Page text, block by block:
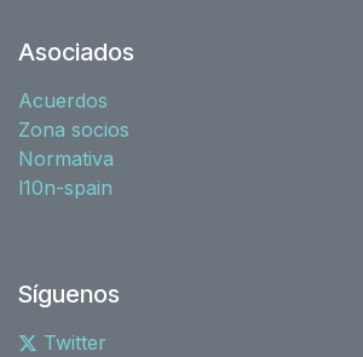
Asociados
Acuerdos
Zona socios
Normativa
l10n-spain
Síguenos
Twitter